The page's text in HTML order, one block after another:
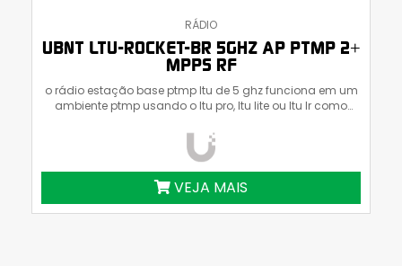
RÁDIO
UBNT LTU-ROCKET-BR 5GHZ AP PTMP 2+
MPPS RF
o rádio estação base ptmp ltu de 5 ghz funciona em um
ambiente ptmp usando o ltu pro, ltu lite ou ltu lr como
VEJA MAIS